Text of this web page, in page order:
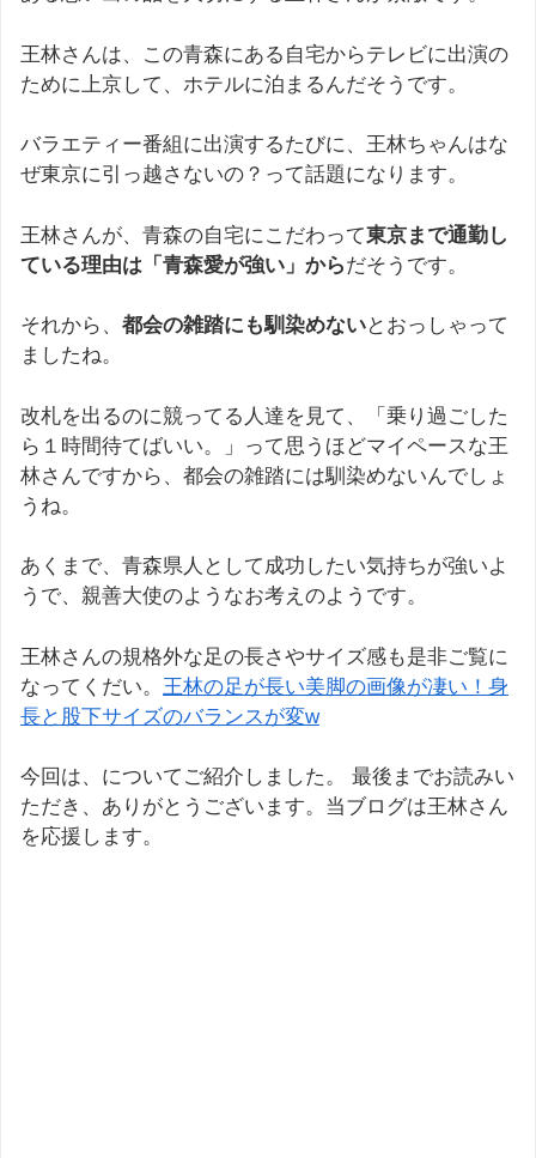
王林さんは、この青森にある自宅からテレビに出演の
ために上京して、ホテルに泊まるんだそうです。
バラエティー番組に出演するたびに、王林ちゃんはな
ぜ東京に引っ越さないの？って話題になります。
王林さんが、青森の自宅にこだわって東京まで通勤し
ている理由は「青森愛が強い」からだそうです。
それから、 都会の雑踏にも馴染めないとおっしゃって
ましたね。
改札を出るのに競ってる人達を見て、「乗り過ごした
ら１時間待てばいい。」って思うほどマイペースな王
林さんですから、都会の雑踏には馴染めないんでしょ
うね。
あくまで、青森県人として成功したい気持ちが強いよ
うで、親善大使のようなお考えのようです。
王林さんの規格外な足の長さやサイズ感も是非ご覧に
なってくだい。 王林の足が長い美脚の画像が凄い！身
長と股下サイズのバランスが変w
今回は、についてご紹介しました。 最後までお読みい
ただき、ありがとうございます。当ブログは王林さん
を応援します。